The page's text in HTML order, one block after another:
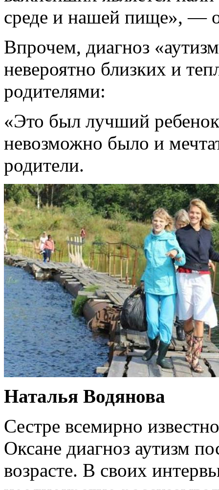
среде и нашей пище», —
Впрочем, диагноз
невероятно близких и
родителями:
«Это был лучший
невозможно было и
родители.
Наталья Водянова
Сестре всемирно
Оксане диагноз аутизм
возрасте. В своих